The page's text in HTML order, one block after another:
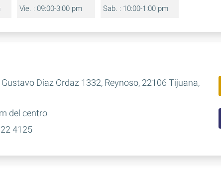
Vie. : 09:00-3:00 pm Sab. : 10:00-1:00 pm
Gustavo Diaz Ordaz 1332, Reynoso, 22106 Tijuana,
del centro
4125